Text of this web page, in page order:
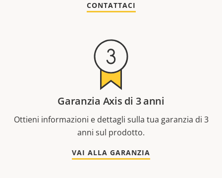
CONTATTACI
Garanzia Axis di 3 anni
Ottieni informazioni e dettagli sulla tua garanzia di 3
anni sul prodotto.
VAI ALLA GARANZIA